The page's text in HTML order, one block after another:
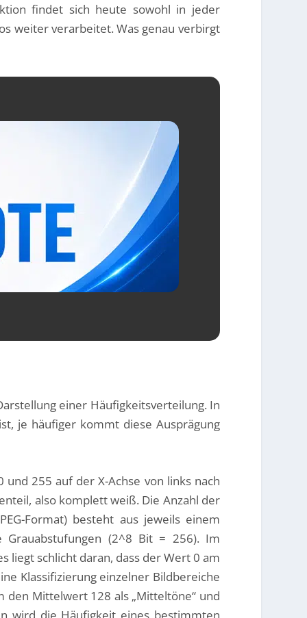
findet sich heute sowohl in jeder
weiter verarbeitet. Was genau verbirgt
einer Häufigkeitsverteilung. In
je häufiger kommt diese Ausprägung
255 auf der X-Achse von links nach
also komplett weiß. Die Anzahl der
Format) besteht aus jeweils einem
Grauabstufungen (2^8 Bit = 256). Im
liegt schlicht daran, dass der Wert 0 am
Klassifizierung einzelner Bildbereiche
den Mittelwert 128 als „Mitteltöne“ und